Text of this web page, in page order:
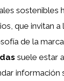
sostenibles
que invitan a
de la
suele estar
información